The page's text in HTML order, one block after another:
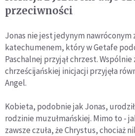
przeciwności
Jonas nie jest jedynym nawróconym
katechumenem, który w Getafe
Paschalnej przyjął chrzest.
chrześcijańskiej inicjacji przyjęła
Angel.
Kobieta, podobnie jak Jonas,
rodzinie muzułmańskiej. Mimo to -
zawsze czuła, że Chrystus, chociaż